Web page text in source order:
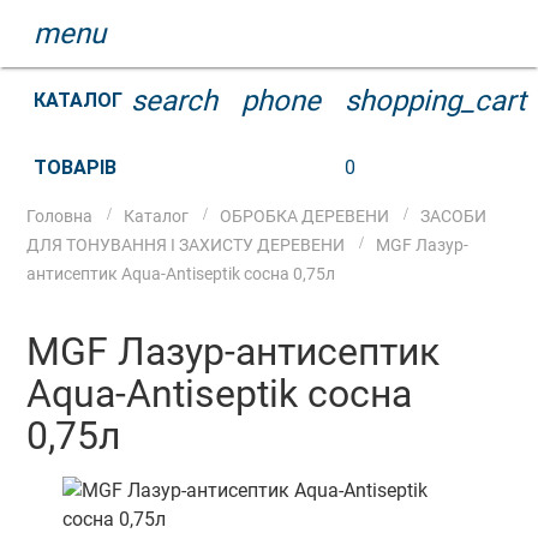
menu
КАТАЛОГ
ТОВАРІВ
search phone shopping_cart
0
Головна Каталог ОБРОБКА ДЕРЕВЕНИ
ЗАСОБИ
ДЛЯ ТОНУВАННЯ І ЗАХИСТУ ДЕРЕВЕНИ
MGF Лазур-
антисептик Aqua-Antiseptik сосна 0,75л
MGF Лазур-антисептик
Aqua-Antiseptik сосна
0,75л